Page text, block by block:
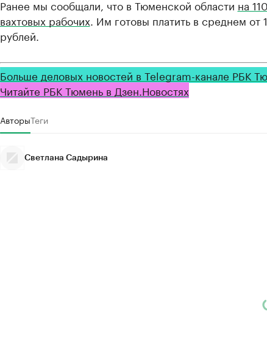
Ранее мы сообщали, что в Тюменской области на
вахтовых рабочих . Им готовы платить в среднем от
рублей.
Больше деловых новостей в Telegram-канале РБК
Читайте РБК Тюмень в Дзен.Новостях
АвторыТеги
Светлана Садырина